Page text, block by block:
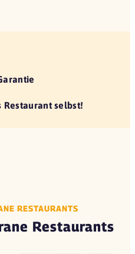
Restaurant selbst!
RESTAURANTS
Restaurants